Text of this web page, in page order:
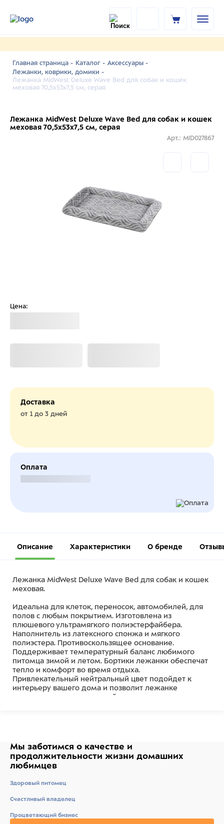
Главная страница - Каталог - Аксессуары -
Лежанки, коврики, домики -
Лежанка MidWest Deluxe Wave Bed для собак и кошек
меховая 70,5х53х7,5 см, серая
Лежанка MidWest Deluxe Wave Bed для собак и кошек
меховая 70,5х53х7,5 см, серая
Арт.: MID027867
Цена:
Доставка
от 1 до 3 дней
Оплата
Описание Характеристики О бренде
Лежанка MidWest Deluxe Wave Bed для собак и кошек
меховая.
Идеальна для клеток, переносок, автомобилей, для
полов с любым покрытием. Изготовлена из
плюшевого ультрамягкого полиэстерфайбера.
Наполнитель из латексного спонжа и мягкого
полиэстера. Противоскользящее основание.
Поддерживает температурный баланс любимого
питомца зимой и летом. Бортики лежанки обеспечат
тепло и комфорт во время отдыха.
Привлекательный нейтральный цвет подойдет к
интерьеру вашего дома и позволит лежанке
выглядеть привлекательной даже в период линьки.
Состав
Основа: 35% хлопок, 65% полиэстер. Верхнее
Мы заботимся о качестве и
продолжительности жизни домашних
любимцев
Здоровый питомец
Счастливый владелец
Процветающий бизнес